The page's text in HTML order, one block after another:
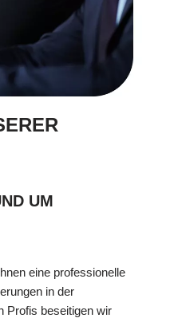
UM
eine professionelle
in der
Profis beseitigen wir